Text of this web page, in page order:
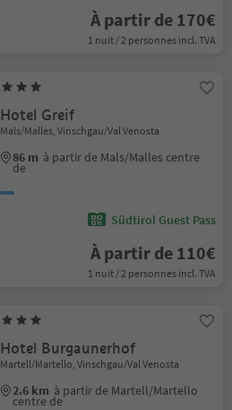
À partir de 170€
1 nuit / 2 personnes incl. TVA
Hotel Greif
Mals/Malles, Vinschgau/Val Venosta
86 m à partir de Mals/Malles centre
de
Südtirol Guest Pass
À partir de 110€
1 nuit / 2 personnes incl. TVA
Hotel Burgaunerhof
Martell/Martello, Vinschgau/Val Venosta
2.6 km à partir de Martell/Martello
centre de